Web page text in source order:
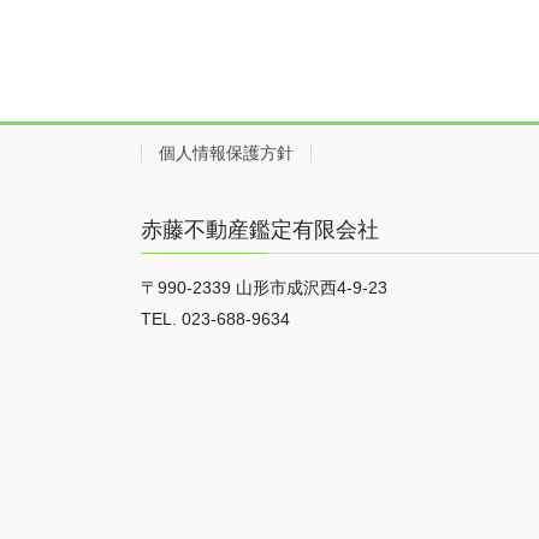
個人情報保護方針
赤藤不動産鑑定有限会社
〒990-2339 山形市成沢西4-9-23
TEL. 023-688-9634